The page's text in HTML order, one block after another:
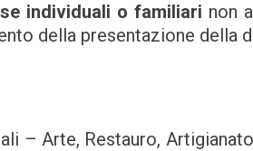
individuali o familiari non
della presentazione della
– Arte, Restauro,